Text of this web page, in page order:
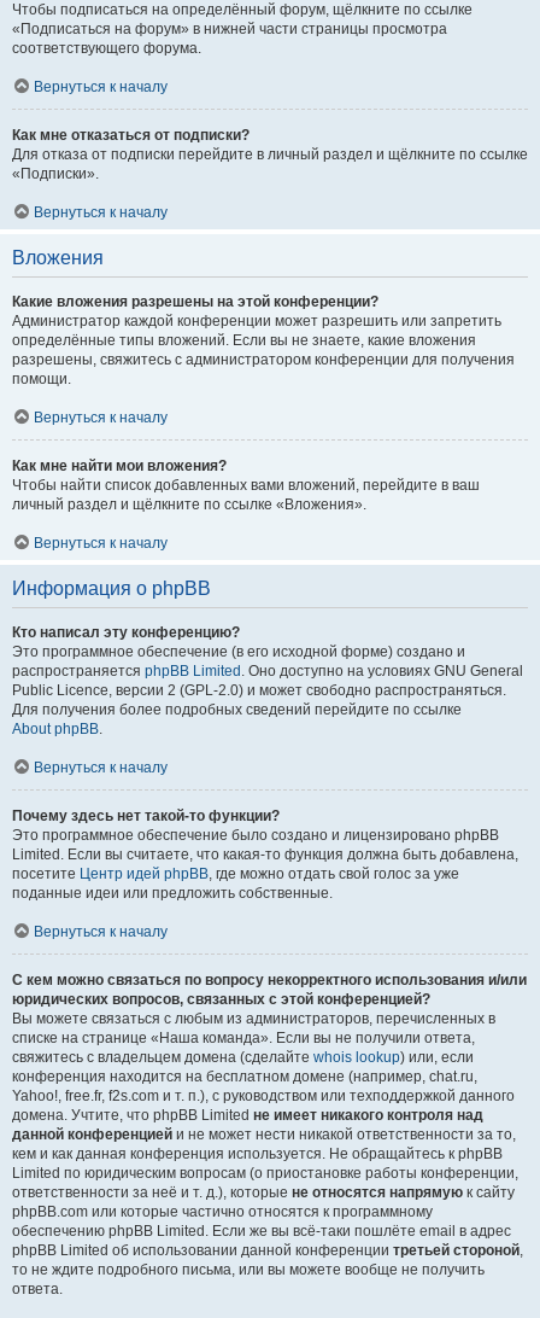
Чтобы подписаться на определённый форум, щёлкните по ссылке
«Подписаться на форум» в нижней части страницы просмотра
соответствующего форума.
Вернуться к началу
Как мне отказаться от подписки?
Для отказа от подписки перейдите в личный раздел и щёлкните по ссылке
«Подписки».
Вернуться к началу
Вложения
Какие вложения разрешены на этой конференции?
Администратор каждой конференции может разрешить или запретить
определённые типы вложений. Если вы не знаете, какие вложения
разрешены, свяжитесь с администратором конференции для получения
помощи.
Вернуться к началу
Как мне найти мои вложения?
Чтобы найти список добавленных вами вложений, перейдите в ваш
личный раздел и щёлкните по ссылке «Вложения».
Вернуться к началу
Информация о phpBB
Кто написал эту конференцию?
Это программное обеспечение (в его исходной форме) создано и
распространяется phpBB Limited . Оно доступно на условиях GNU General
Public Licence, версии 2 (GPL-2.0) и может свободно распространяться.
Для получения более подробных сведений перейдите по ссылке
About phpBB.
Вернуться к началу
Почему здесь нет такой-то функции?
Это программное обеспечение было создано и лицензировано phpBB
Limited. Если вы считаете, что какая-то функция должна быть добавлена,
посетите Центр идей phpBB, где можно отдать свой голос за уже
поданные идеи или предложить собственные.
Вернуться к началу
С кем можно связаться по вопросу некорректного использования и/или
юридических вопросов, связанных с этой конференцией?
Вы можете связаться с любым из администраторов, перечисленных в
списке на странице «Наша команда». Если вы не получили ответа,
свяжитесь с владельцем домена (сделайте whois lookup) или, если
конференция находится на бесплатном домене (например, chat.ru,
Yahoo!, free.fr, f2s.com и т. п.), с руководством или техподдержкой данного
домена. Учтите, что phpBB Limited не имеет никакого контроля над
данной конференцией и не может нести никакой ответственности за то,
кем и как данная конференция используется. Не обращайтесь к phpBB
Limited по юридическим вопросам (о приостановке работы конференции,
ответственности за неё и т. д.), которые не относятся напрямую к сайту
phpBB.com или которые частично относятся к программному
обеспечению phpBB Limited. Если же вы всё-таки пошлёте email в адрес
phpBB Limited об использовании данной конференции третьей стороной,
то не ждите подробного письма, или вы можете вообще не получить
ответа.